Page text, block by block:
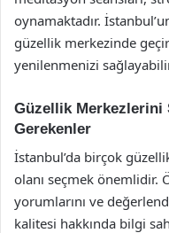
oynamaktadır.
güzellik merkezinde
yenilenmenizi
Güzellik Merkezlerini
Gerekenler
İstanbul’da birçok
olanı seçmek önemlidir.
yorumlarını ve
kalitesi hakkında bilgi